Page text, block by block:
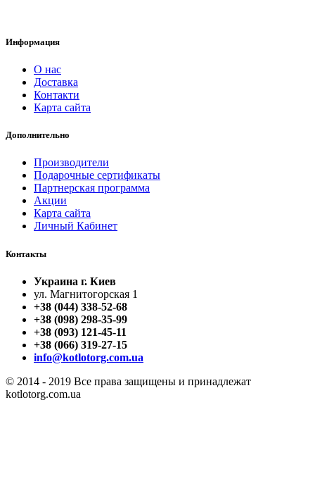
Информация
О нас
Доставка
Контакти
Карта сайта
Дополнительно
Производители
Подарочные сертификаты
Партнерская программа
Акции
Карта сайта
Личный Кабинет
Контакты
Украина г. Киев
ул. Магнитогорская 1
+38 (044) 338-52-68
+38 (098) 298-35-99
+38 (093) 121-45-11
+38 (066) 319-27-15
info@kotlotorg.com.ua
© 2014 - 2019 Все права защищены и принадлежат
kotlotorg.com.ua